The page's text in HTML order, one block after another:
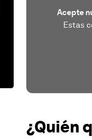
Acepte
Estas
¿Quién